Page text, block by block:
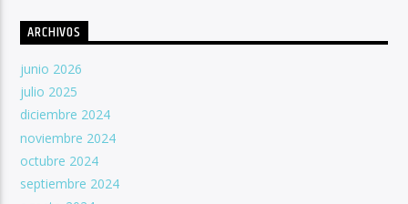
ARCHIVOS
junio 2026
julio 2025
diciembre 2024
noviembre 2024
octubre 2024
septiembre 2024